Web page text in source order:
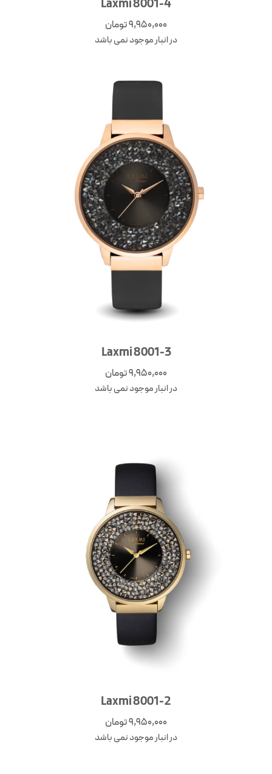
Laxmi 8001-4
9,950,000تومان
در انبار موجود نمی باشد
Laxmi 8001-3
9,950,000تومان
در انبار موجود نمی باشد
Laxmi 8001-2
9,950,000تومان
در انبار موجود نمی باشد